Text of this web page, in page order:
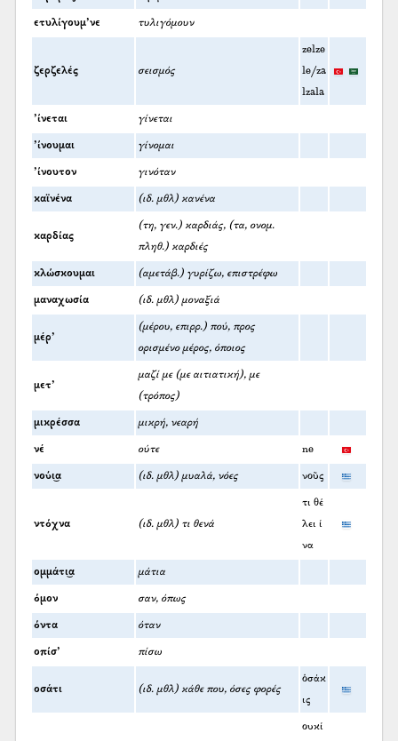
ετυλίγουμ’νε τυλιγόμουν
ζερζελές σεισμός
zelze
le/za
lzala
’ίνεται γίνεται
’ίνουμαι γίνομαι
’ίνουτον γινόταν
καϊνένα (ιδ. μθλ) κανένα
καρδίας
(τη, γεν.) καρδιάς, (τα, ονομ.
πληθ.) καρδιές
κλώσκουμαι (αμετάβ.) γυρίζω, επιστρέφω
μαναχωσία (ιδ. μθλ) μοναξιά
μέρ’
(μέρου, επιρρ.) πού, προς
ορισμένο μέρος, όποιος
μετ’
μαζί με (με αιτιατική), με
(τρόπος)
μικρέσσα μικρή, νεαρή
νέ ούτε ne
νούι͜α (ιδ. μθλ) μυαλά, νόες νοῦς
ντόχνα (ιδ. μθλ) τι θενά
τι θέ
λει ί
να
ομμάτι͜α μάτια
όμον σαν, όπως
όντα όταν
οπίσ’ πίσω
οσάτι (ιδ. μθλ) κάθε που, όσες φορές
ὁσάκ
ις
ουκί